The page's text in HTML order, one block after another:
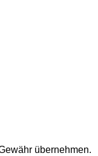
übernehmen.